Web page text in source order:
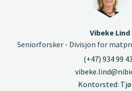
Vibeke Lind
Seniorforsker - Divisjon for
(+47) 934 99
Kontorsted: